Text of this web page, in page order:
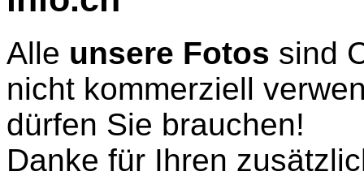
Alle unsere Fotos sind
nicht kommerziell
dürfen Sie brauchen!
Danke für Ihren